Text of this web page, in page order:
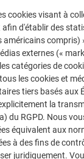
cookies visant à
d'établir des
compris)
externes («
catégories de
les cookies et
tiers basés
la
du RGPD. Nous
équivalent aux
à des fins de
juridiquement.